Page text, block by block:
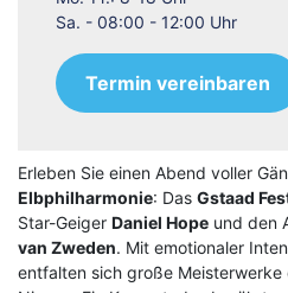
Erleben Sie einen Abend voller
Elbphilharmonie: Das Gstaad
Star-Geiger Daniel Hope und den
van Zweden. Mit emotionaler
entfalten sich große Meisterwerke
Sa. - 08:00 - 12:00 Uhr
Termin vereinbaren